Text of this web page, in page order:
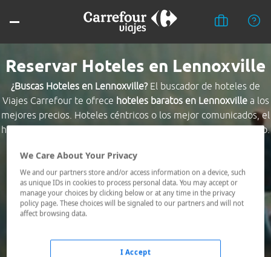
Reservar Hoteles en Lennoxville
¿Buscas Hoteles en Lennoxville?El buscador de hoteles de
Viajes Carrefour te ofrece hoteles baratos en Lennoxville a los
mejores precios. Hoteles céntricos o los mejor comunicados, el
hotel que busques nosotros te lo encontramos al mejor precio.
Destino *
Fechas *
08/08/2026 - 09/08/2026
We Care About Your Privacy
We and our partners store and/or access information on a device, such
as unique IDs in cookies to process personal data. You may accept or
manage your choices by clicking below or at any time in the privacy
policy page. These choices will be signaled to our partners and will not
affect browsing data.
I Accept